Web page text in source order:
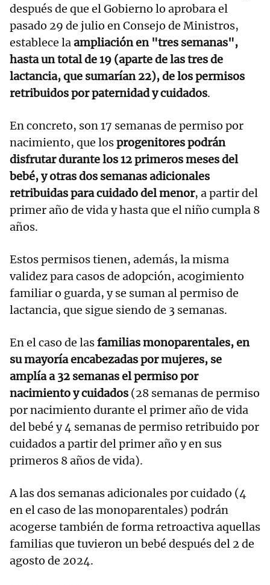
después de que el Gobierno lo aprobara el
pasado 29 de julio en Consejo de Ministros,
establece laampliación en "tres semanas",
hasta un total de 19 (aparte de las tres de
lactancia, que sumarían 22), de los permisos
retribuidos por paternidad y cuidados.
En concreto, son 17 semanas de permiso por
nacimiento, que losprogenitores podrán
disfrutar durante los 12 primeros meses del
bebé, y otras dos semanas adicionales
retribuidas para cuidado del menor, a partir del
primer año de vida y hasta que el niño cumpla 8
años.
Estos permisos tienen, además, la misma
validez para casos de adopción, acogimiento
familiar o guarda, y se suman al permiso de
lactancia, que sigue siendo de 3 semanas.
En el caso de lasfamilias monoparentales, en
su mayoría encabezadas por mujeres, se
amplía a 32 semanas el permiso por
nacimiento y cuidados (28 semanas de permiso
por nacimiento durante el primer año de vida
del bebé y 4 semanas de permiso retribuido por
cuidados a partir del primer año y en sus
primeros 8 años de vida).
A las dos semanas adicionales por cuidado (4
en el caso de las monoparentales) podrán
acogerse también de forma retroactiva aquellas
familias que tuvieron un bebé después del 2 de
agosto de 2024.